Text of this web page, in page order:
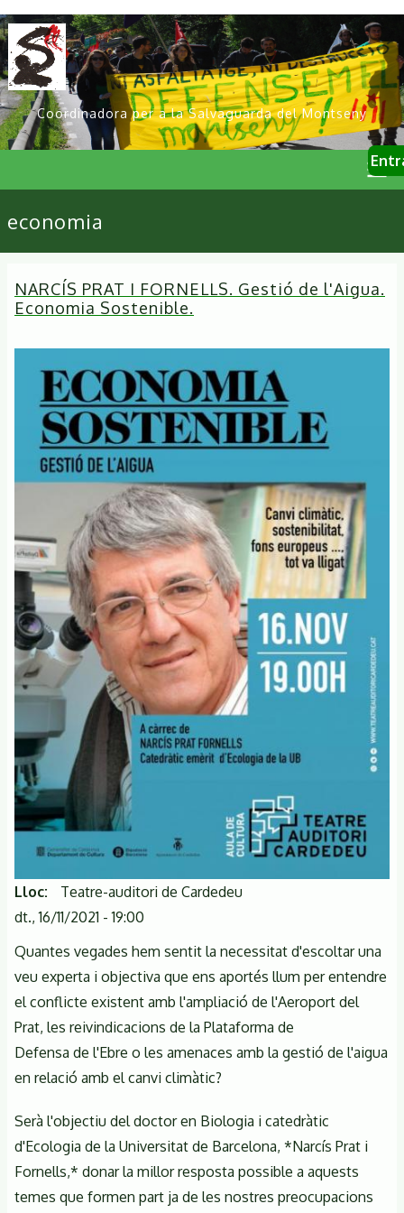
Vés
al
contingut
Coordinadora per a la Salvaguarda del Montseny
User
links
economia
NARCÍS PRAT I FORNELLS. Gestió de l'Aigua.
Economia Sostenible.
Lloc
Teatre-auditori de Cardedeu
dt., 16/11/2021 - 19:00
Quantes vegades hem sentit la necessitat d'escoltar una
veu experta i objectiva que ens aportés llum per entendre
el conflicte existent amb l'ampliació de l'Aeroport del
Prat, les reivindicacions de la Plataforma de
Defensa de l'Ebre o les amenaces amb la gestió de l'aigua
en relació amb el canvi climàtic?
Serà l'objectiu del doctor en Biologia i catedràtic
d'Ecologia de la Universitat de Barcelona, *Narcís Prat i
Fornells,* donar la millor resposta possible a aquests
temes que formen part ja de les nostres preocupacions